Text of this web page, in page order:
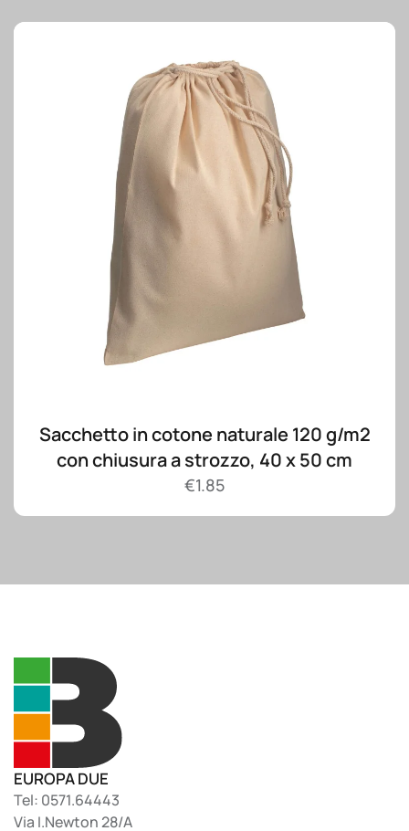
Sacchetto in cotone naturale 120 g/m2
con chiusura a strozzo, 40 x 50 cm
€1.85
EUROPA DUE
Tel: 0571.64443
Via I.Newton 28/A